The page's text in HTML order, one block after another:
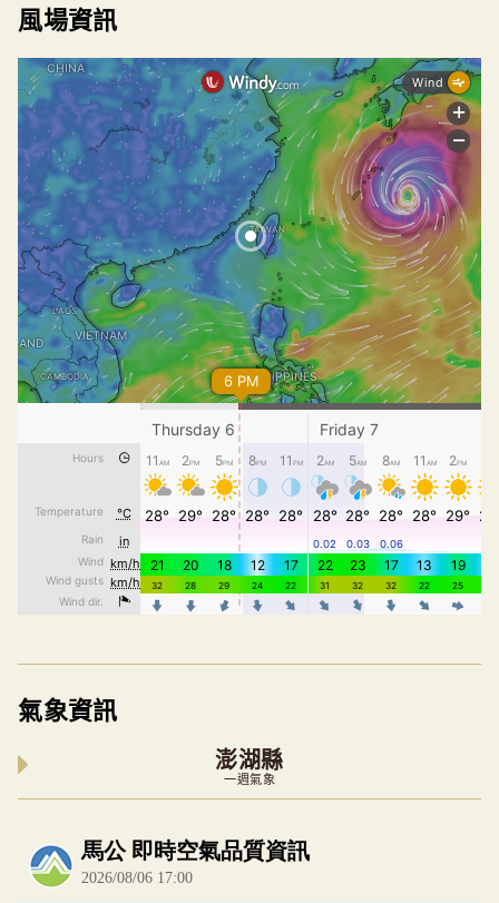
風場資訊
氣象資訊
澎湖縣
一週氣象
內嵌空氣品質小工具為視覺預覽，完整即時空